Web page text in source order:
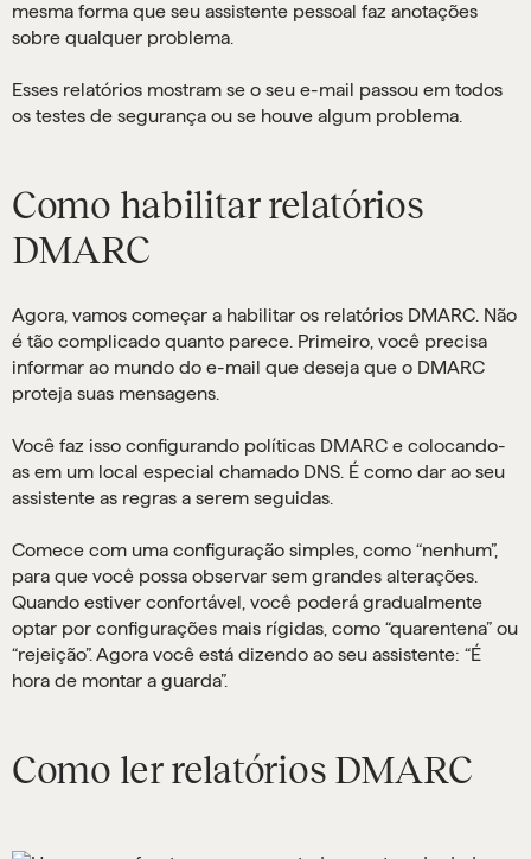
mesma forma que seu assistente pessoal faz anotações
sobre qualquer problema.
Esses relatórios mostram se o seu e-mail passou em todos
os testes de segurança ou se houve algum problema.
Como habilitar relatórios
DMARC
Agora, vamos começar a habilitar os relatórios DMARC. Não
é tão complicado quanto parece. Primeiro, você precisa
informar ao mundo do e-mail que deseja que o DMARC
proteja suas mensagens.
Você faz isso configurando políticas DMARC e colocando-
as em um local especial chamado DNS. É como dar ao seu
assistente as regras a serem seguidas.
Comece com uma configuração simples, como “nenhum”,
para que você possa observar sem grandes alterações.
Quando estiver confortável, você poderá gradualmente
optar por configurações mais rígidas, como “quarentena” ou
“rejeição”. Agora você está dizendo ao seu assistente: “É
hora de montar a guarda”.
Como ler relatórios DMARC